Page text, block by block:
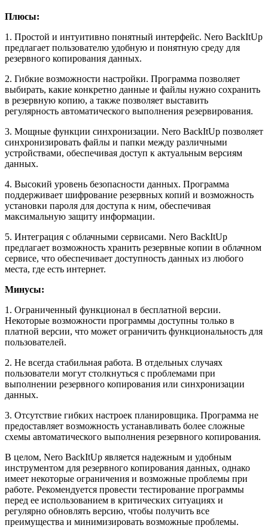
Плюсы:
1. Простой и интуитивно понятный интерфейс. Nero BackItUp
предлагает пользователю удобную и понятную среду для
резервного копирования данных.
2. Гибкие возможности настройки. Программа позволяет
выбирать, какие конкретно данные и файлы нужно сохранить
в резервную копию, а также позволяет выставить
регулярность автоматического выполнения резервирования.
3. Мощные функции синхронизации. Nero BackItUp позволяет
синхронизировать файлы и папки между различными
устройствами, обеспечивая доступ к актуальным версиям
данных.
4. Высокий уровень безопасности данных. Программа
поддерживает шифрование резервных копий и возможность
установки пароля для доступа к ним, обеспечивая
максимальную защиту информации.
5. Интеграция с облачными сервисами. Nero BackItUp
предлагает возможность хранить резервные копии в облачном
сервисе, что обеспечивает доступность данных из любого
места, где есть интернет.
Минусы:
1. Ограниченный функционал в бесплатной версии.
Некоторые возможности программы доступны только в
платной версии, что может ограничить функциональность для
пользователей.
2. Не всегда стабильная работа. В отдельных случаях
пользователи могут столкнуться с проблемами при
выполнении резервного копирования или синхронизации
данных.
3. Отсутствие гибких настроек планировщика. Программа не
предоставляет возможность устанавливать более сложные
схемы автоматического выполнения резервного копирования.
В целом, Nero BackItUp является надежным и удобным
инструментом для резервного копирования данных, однако
имеет некоторые ограничения и возможные проблемы при
работе. Рекомендуется провести тестирование программы
перед ее использованием в критических ситуациях и
регулярно обновлять версию, чтобы получить все
преимущества и минимизировать возможные проблемы.